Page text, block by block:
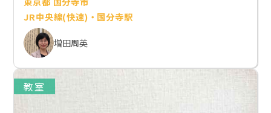
JR中央線(快速)・国分寺駅
増田周英
教室